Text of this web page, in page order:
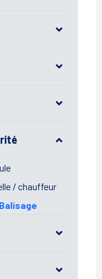
/ chauffeur